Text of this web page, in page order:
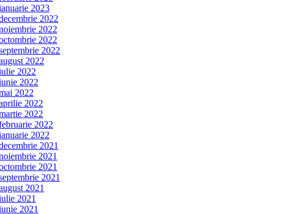
2023
2022
2022
2022
2022
2022
2022
2022
2022
2022
2022
2022
2022
2021
2021
2021
2021
2021
2021
2021